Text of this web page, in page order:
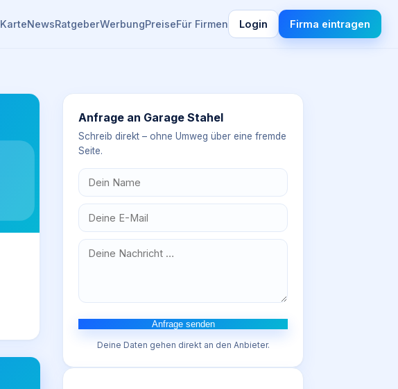
KarteNewsRatgeberWerbungPreiseFür Firmen Login Firma eintragen
Anfrage an Garage Stahel
Schreib direkt – ohne Umweg über eine fremde
Seite.
Anfrage senden
Deine Daten gehen direkt an den Anbieter.